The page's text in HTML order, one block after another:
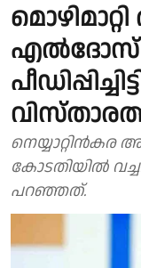
എൽദോസ്
കോടതിയിൽ
പറഞ്ഞത്.